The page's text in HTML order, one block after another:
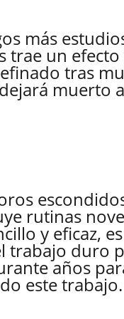
más
trae un
tras
muerto
rutinas
y eficaz,
trabajo duro
años
este trabajo.